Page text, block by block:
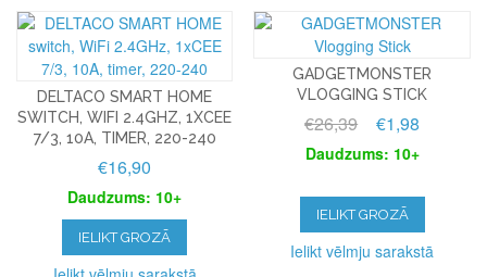
DELTACO SMART HOME
SWITCH, WIFI 2.4GHZ, 1XCEE
7/3, 10A, TIMER, 220-240
€16,90
Daudzums: 10+
IELIKT GROZĀ
GADGETMONSTER
VLOGGING STICK
€26,39 €1,98
Daudzums: 10+
IELIKT GROZĀ
Ielikt vēlmju sarakstā